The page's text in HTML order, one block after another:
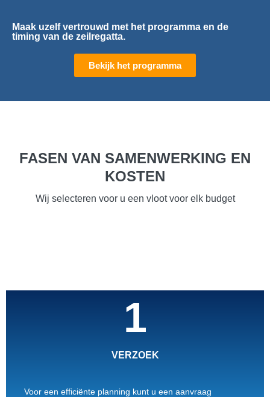
Maak uzelf vertrouwd met het programma en de
timing van de zeilregatta.
Bekijk het programma
FASEN VAN SAMENWERKING EN
KOSTEN
Wij selecteren voor u een vloot voor elk budget
1
VERZOEK
Voor een efficiënte planning kunt u een aanvraag